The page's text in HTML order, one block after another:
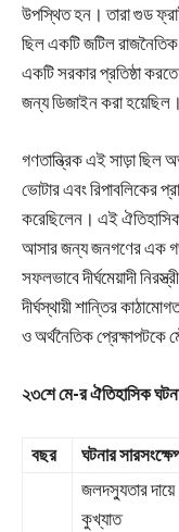
উপস্থিত হন। তারা গুড
ছিল একটি জটিল রাজনৈতিক
একটি সরকার প্রতিষ্ঠা
জন্য ডিজাইন করা হয়েছিল।
গণতান্ত্রিক এই সাড়া ছিল
ভোটার এবং রিপাবলিকের
করেছিলেন। এই
আসার জন্য জনগণের এক
সফলভাবে দীর্ঘমেয়াদী
দীর্ঘস্থায়ী শান্তির
ও অর্থনৈতিক প্রেক্ষাপটকে
২৩শে মে-র ঐতিহাসিক
বছর ঘটনার
জলদস্যুতার দায়ে
কুখ্যাত